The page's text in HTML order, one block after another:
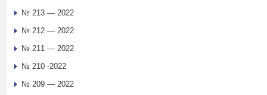
№ 213 — 2022
№ 212 — 2022
№ 211 — 2022
№ 210 -2022
№ 209 — 2022